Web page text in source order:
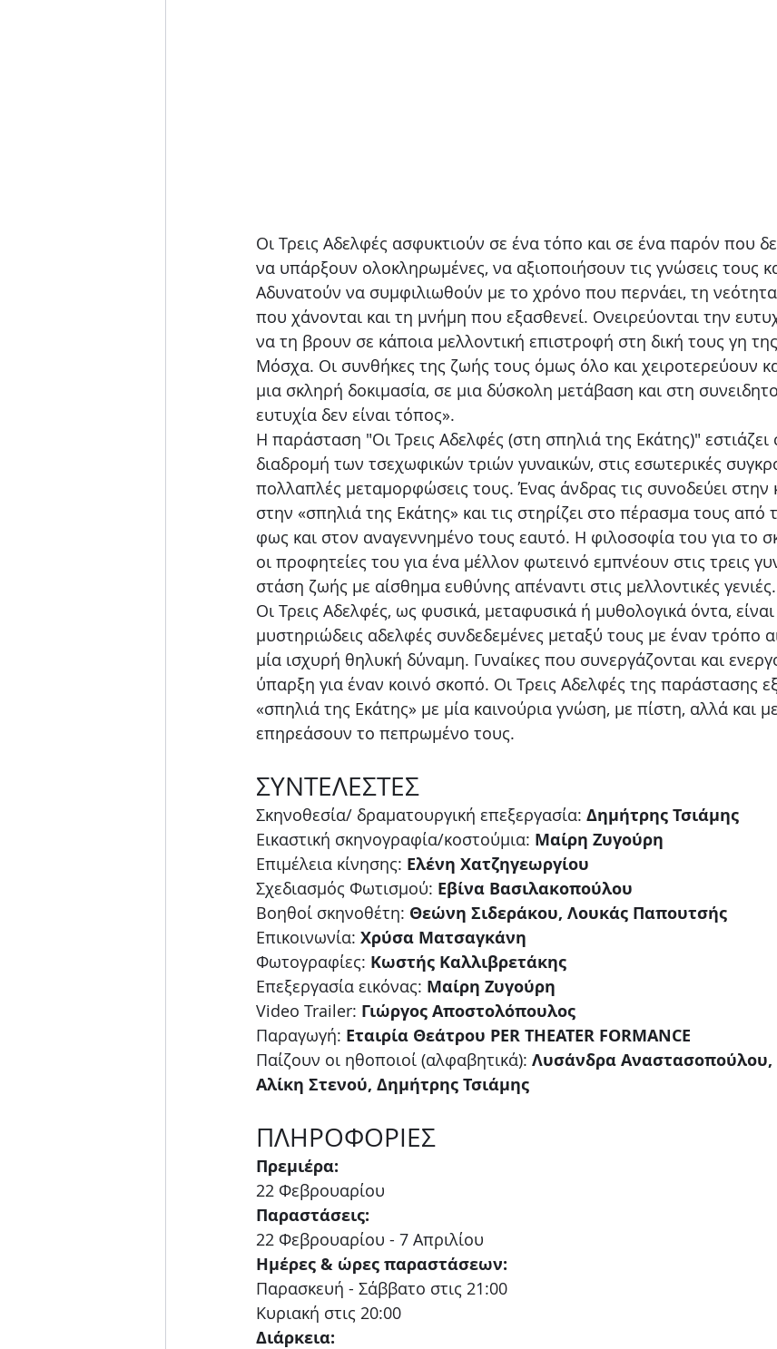
Οι Τρεις Αδελφές ασφυκτιούν σε ένα τόπο και σε ένα παρόν που
να υπάρξουν ολοκληρωμένες, να αξιοποιήσουν τις γνώσεις τους
Αδυνατούν να συμφιλιωθούν με το χρόνο που περνάει, τη
που χάνονται και τη μνήμη που εξασθενεί. Ονειρεύονται την
να τη βρουν σε κάποια μελλοντική επιστροφή στη δική τους γη
Μόσχα. Οι συνθήκες της ζωής τους όμως όλο και χειροτερεύουν
μια σκληρή δοκιμασία, σε μια δύσκολη μετάβαση και στη
ευτυχία δεν είναι τόπος».
Η παράσταση "Οι Τρεις Αδελφές (στη σπηλιά της Εκάτης)" εστιάζει
διαδρομή των τσεχωφικών τριών γυναικών, στις εσωτερικές
πολλαπλές μεταμορφώσεις τους. Ένας άνδρας τις συνοδεύει στην
στην «σπηλιά της Εκάτης» και τις στηρίζει στο πέρασμα τους από
φως και στον αναγεννημένο τους εαυτό. Η φιλοσοφία του για το
οι προφητείες του για ένα μέλλον φωτεινό εμπνέουν στις τρεις
στάση ζωής με αίσθημα ευθύνης απέναντι στις μελλοντικές γενιές.
Οι Τρεις Αδελφές, ως φυσικά, μεταφυσικά ή μυθολογικά όντα,
μυστηριώδεις αδελφές συνδεδεμένες μεταξύ τους με έναν τρόπο
μία ισχυρή θηλυκή δύναμη. Γυναίκες που συνεργάζονται και
ύπαρξη για έναν κοινό σκοπό. Οι Τρεις Αδελφές της παράστασης
«σπηλιά της Εκάτης» με μία καινούρια γνώση, με πίστη, αλλά και
επηρεάσουν το πεπρωμένο τους.
ΣΥΝΤΕΛΕΣΤΕΣ
Σκηνοθεσία/ δραματουργική επεξεργασία: Δημήτρης Τσιάμης
Εικαστική σκηνογραφία/κοστούμια: Μαίρη Ζυγούρη
Επιμέλεια κίνησης: Ελένη Χατζηγεωργίου
Σχεδιασμός Φωτισμού: Εβίνα Βασιλακοπούλου
Βοηθοί σκηνοθέτη: Θεώνη Σιδεράκου, Λουκάς Παπουτσής
Επικοινωνία: Χρύσα Ματσαγκάνη
Φωτογραφίες: Κωστής Καλλιβρετάκης
Επεξεργασία εικόνας: Μαίρη Ζυγούρη
Video Trailer: Γιώργος Αποστολόπουλος
Παραγωγή: Εταιρία Θεάτρου PER THEATER FORMANCE
Παίζουν οι ηθοποιοί (αλφαβητικά): Λυσάνδρα
Αλίκη Στενού, Δημήτρης Τσιάμης
ΠΛΗΡΟΦΟΡΙΕΣ
Πρεμιέρα:
22 Φεβρουαρίου
Παραστάσεις:
22 Φεβρουαρίου - 7 Απριλίου
Ημέρες & ώρες παραστάσεων:
Παρασκευή - Σάββατο στις 21:00
Κυριακή στις 20:00
Διάρκεια: